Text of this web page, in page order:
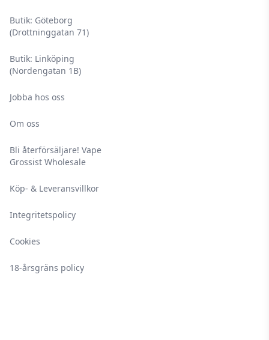
Butik: Göteborg
(Drottninggatan 71)
Butik: Linköping
(Nordengatan 1B)
Jobba hos oss
Om oss
Bli återförsäljare! Vape
Grossist Wholesale
Köp- & Leveransvillkor
Integritetspolicy
Cookies
18-årsgräns policy